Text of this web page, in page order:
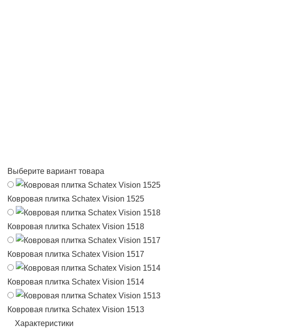
Выберите вариант товара
Ковровая плитка Schatex Vision 1525
Ковровая плитка Schatex Vision 1518
Ковровая плитка Schatex Vision 1517
Ковровая плитка Schatex Vision 1514
Ковровая плитка Schatex Vision 1513
Характеристики